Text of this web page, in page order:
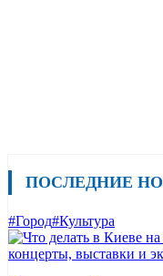
ПОСЛЕДНИЕ
#Город#Культура